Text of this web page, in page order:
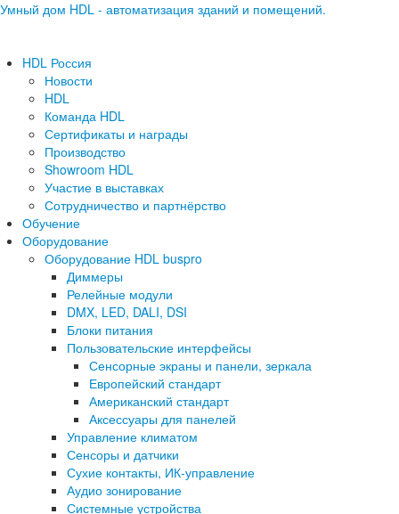
Умный дом HDL - автоматизация зданий и помещений.
HDL Россия
Новости
HDL
Команда HDL
Сертификаты и награды
Производство
Showroom HDL
Участие в выставках
Сотрудничество и партнёрство
Обучение
Оборудование
Оборудование HDL buspro
Диммеры
Релейные модули
DMX, LED, DALI, DSI
Блоки питания
Пользовательские интерфейсы
Сенсорные экраны и панели, зеркала
Европейский стандарт
Американский стандарт
Аксессуары для панелей
Управление климатом
Сенсоры и датчики
Сухие контакты, ИК-управление
Аудио зонирование
Системные устройства